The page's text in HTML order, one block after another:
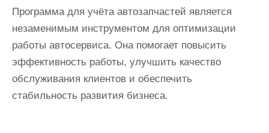
Программа для учёта автозапчастей является
незаменимым инструментом для оптимизации
работы автосервиса. Она помогает повысить
эффективность работы, улучшить качество
обслуживания клиентов и обеспечить
стабильность развития бизнеса.